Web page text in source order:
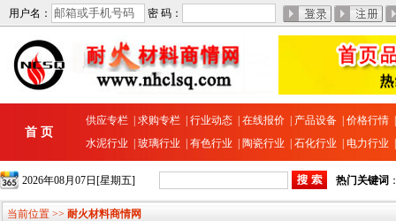
用户名： 密 码：
首 页
供应专栏 求购专栏 行业动态 在线报价 产品设备 价格行情
水泥行业
玻璃行业 有色行业 陶瓷行业 石化行业 电力行业
2026年08月07日[星期五] 热门关键词
当前位置 >> 耐火材料商情网